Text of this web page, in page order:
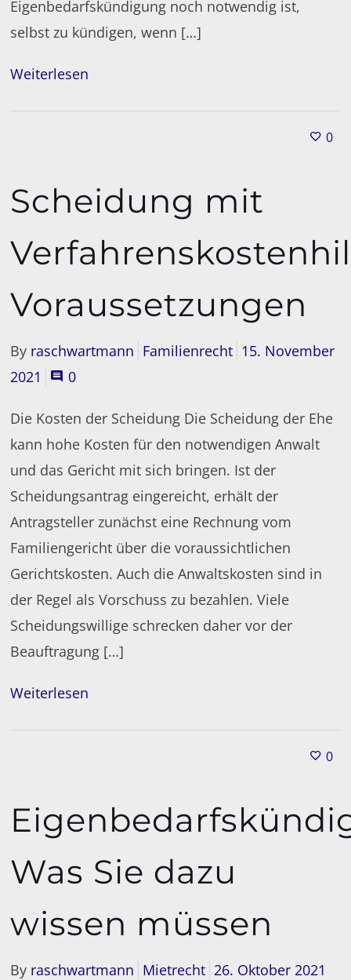
Eigenbedarfskündigung noch notwendig ist,
selbst zu kündigen, wenn […]
Weiterlesen
0
Scheidung mit
Voraussetzungen
By raschwartmann Familienrecht 15. November
2021
0
Die Kosten der Scheidung Die Scheidung der Ehe
kann hohe Kosten für den notwendigen Anwalt
und das Gericht mit sich bringen. Ist der
Scheidungsantrag eingereicht, erhält der
Antragsteller zunächst eine Rechnung vom
Familiengericht über die voraussichtlichen
Gerichtskosten. Auch die Anwaltskosten sind in
der Regel als Vorschuss zu bezahlen. Viele
Scheidungswillige schrecken daher vor der
Beauftragung […]
Weiterlesen
0
Was Sie dazu
wissen müssen
By raschwartmann Mietrecht 26. Oktober 2021